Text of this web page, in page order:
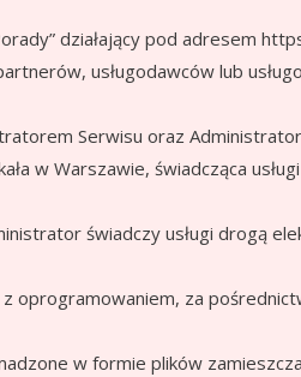
działający pod adresem
usługodawców lub
Serwisu oraz
w Warszawie, świadcząca
świadczy usługi drogą
oprogramowaniem, za
w formie plików